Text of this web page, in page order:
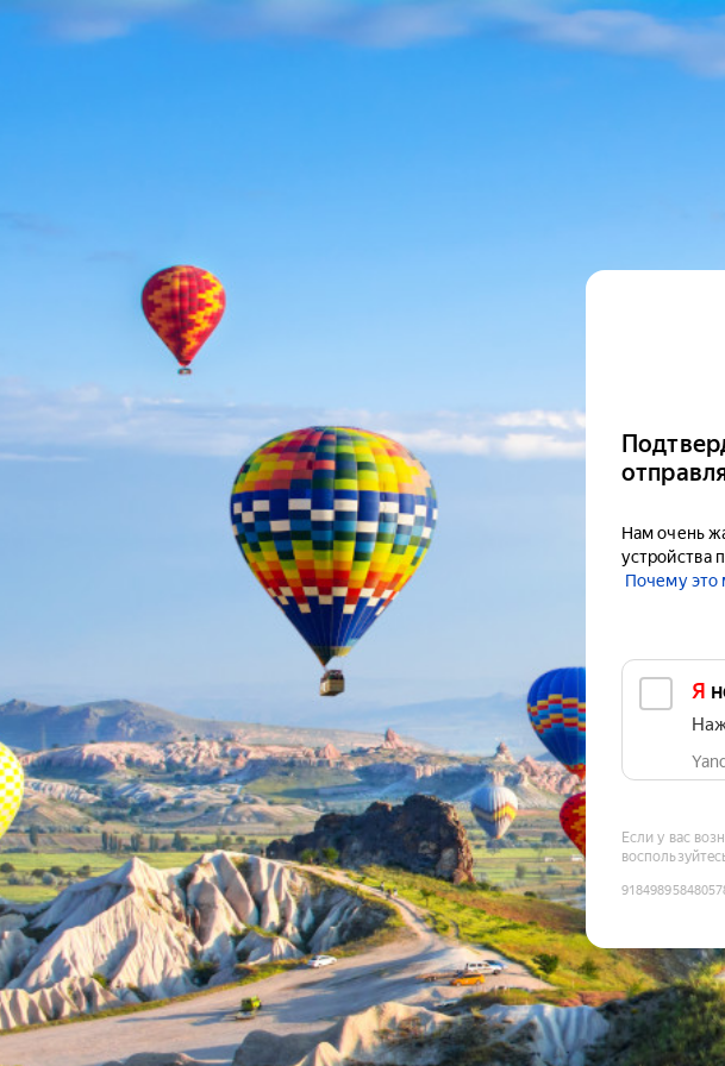
Нам очень
устройства
Почему это
Если у вас